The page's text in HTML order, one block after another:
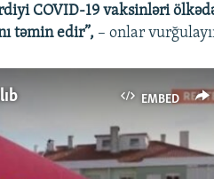
COVID-19 vaksinləri
təmin edir”, – onlar
EMBED